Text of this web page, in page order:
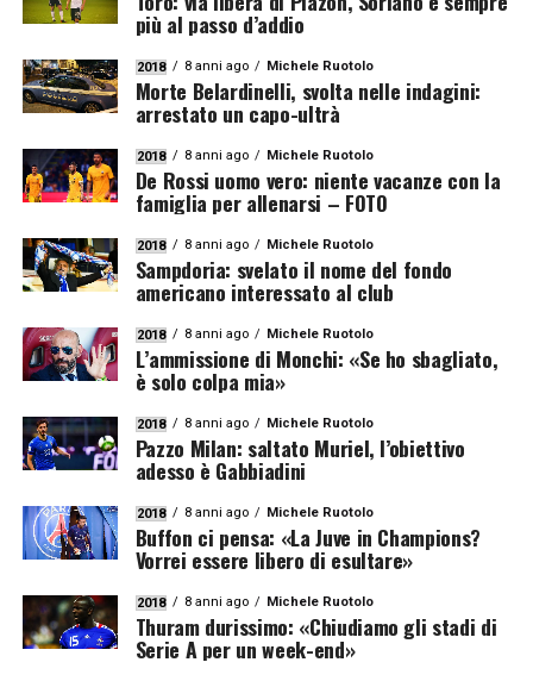
più al passo d’addio
2018 8 anni ago Michele Ruotolo
Morte Belardinelli, svolta nelle indagini:
arrestato un capo-ultrà
2018 8 anni ago Michele Ruotolo
De Rossi uomo vero: niente vacanze con la
famiglia per allenarsi – FOTO
2018 8 anni ago Michele Ruotolo
Sampdoria: svelato il nome del fondo
americano interessato al club
2018 8 anni ago Michele Ruotolo
L’ammissione di Monchi: «Se ho sbagliato,
è solo colpa mia»
2018 8 anni ago Michele Ruotolo
Pazzo Milan: saltato Muriel, l’obiettivo
adesso è Gabbiadini
2018 8 anni ago Michele Ruotolo
Buffon ci pensa: «La Juve in Champions?
Vorrei essere libero di esultare»
2018 8 anni ago Michele Ruotolo
Thuram durissimo: «Chiudiamo gli stadi di
Serie A per un week-end»